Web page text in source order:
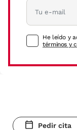
He leído y
términos y
Pedir cita